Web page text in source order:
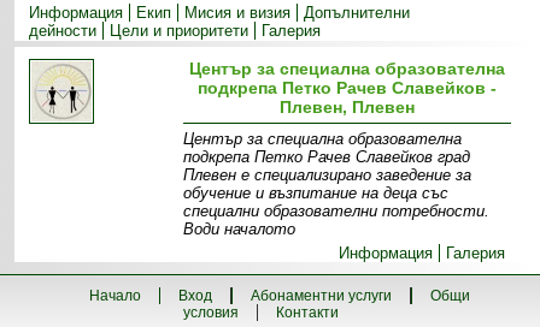
Информация
Екип Мисия и визия
Допълнителни
дейности
Цели и приоритети Галерия
Център за специална образователна
подкрепа Петко Рачев Славейков -
Плевен, Плевен
Център за специална образователна
подкрепа Петко Рачев Славейков град
Плевен е специализирано заведение за
обучение и възпитание на деца със
специални образователни потребности.
Води началото
Информация
Галерия
Начало Вход Абонаментни услуги
Общи
условия
Контакти